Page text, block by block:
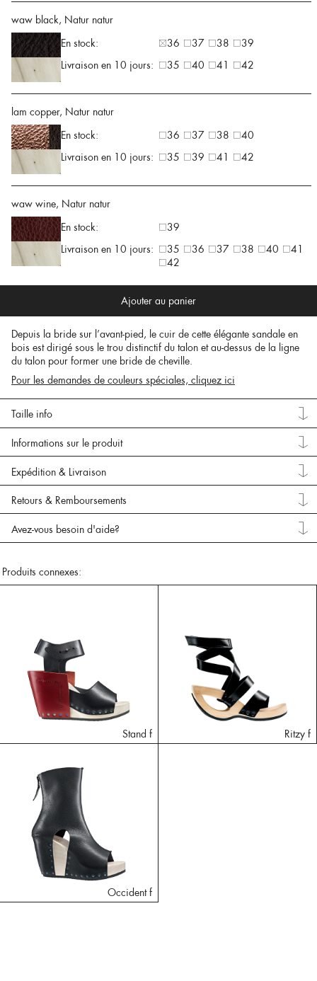
waw black, Natur natur
En stock:
36 37 38
39
Livraison en 10 jours:
35 40 41 42
lam copper, Natur natur
En stock:
36 37 38
40
Livraison en 10 jours:
35 39 41 42
waw wine, Natur natur
En stock:
39
Livraison en 10 jours:
35 36 37 38 40
41
42
Ajouter au panier
Depuis la bride sur l’avant-pied, le cuir de cette élégante sandale en
bois est dirigé sous le trou distinctif du talon et au-dessus de la ligne
du talon pour former une bride de cheville.
Pour les demandes de couleurs spéciales, cliquez ici
Taille info
Informations sur le produit
Expédition & Livraison
Retours & Remboursements
Avez-vous besoin d'aide?
Produits connexes:
Stand f Ritzy f
Occident f